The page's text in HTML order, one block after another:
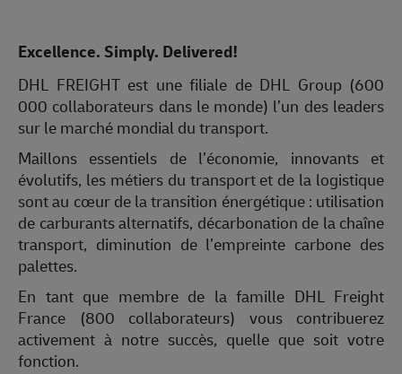
Excellence. Simply. Delivered!
DHL FREIGHT est une filiale de DHL Group (600
000 collaborateurs dans le monde) l’un des leaders
sur le marché mondial du transport.
Maillons essentiels de l’économie, innovants et
évolutifs, les métiers du transport et de la logistique
sont au cœur de la transition énergétique : utilisation
de carburants alternatifs, décarbonation de la chaîne
transport, diminution de l’empreinte carbone des
palettes.
En tant que membre de la famille DHL Freight
France (800 collaborateurs) vous contribuerez
activement à notre succès, quelle que soit votre
fonction.